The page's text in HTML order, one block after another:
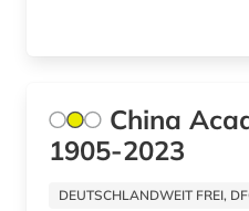
lexikon (2)
China
1905-2023
DEUTSCHLANDWEIT FREI,